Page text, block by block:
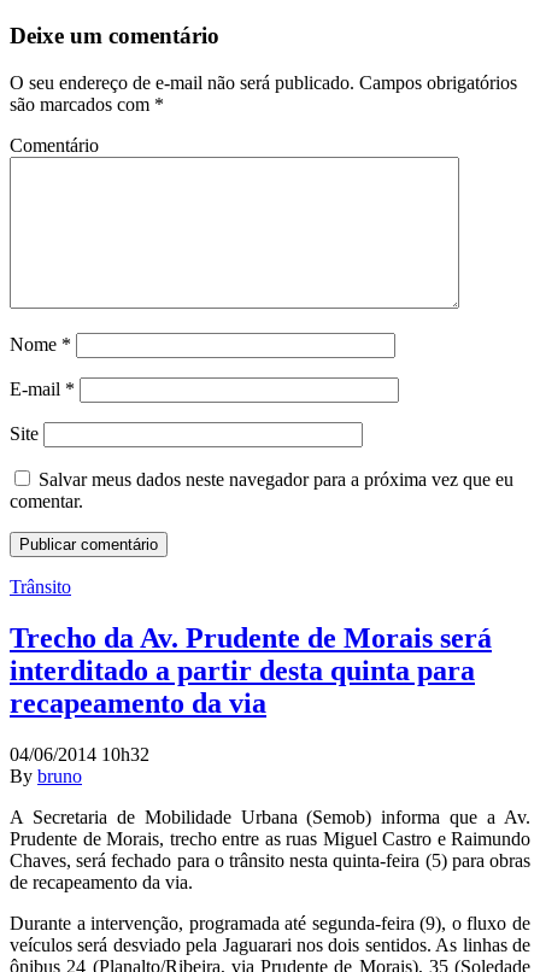
Deixe um comentário
O seu endereço de e-mail não será publicado. Campos obrigatórios
são marcados com *
Comentário
Nome *
E-mail *
Site
Salvar meus dados neste navegador para a próxima vez que eu
comentar.
Trânsito
Trecho da Av. Prudente de Morais será
interditado a partir desta quinta para
recapeamento da via
04/06/2014 10h32
By bruno
A Secretaria de Mobilidade Urbana (Semob) informa que a Av.
Prudente de Morais, trecho entre as ruas Miguel Castro e Raimundo
Chaves, será fechado para o trânsito nesta quinta-feira (5) para obras
de recapeamento da via.
Durante a intervenção, programada até segunda-feira (9), o fluxo de
veículos será desviado pela Jaguarari nos dois sentidos. As linhas de
ônibus 24 (Planalto/Ribeira, via Prudente de Morais), 35 (Soledade